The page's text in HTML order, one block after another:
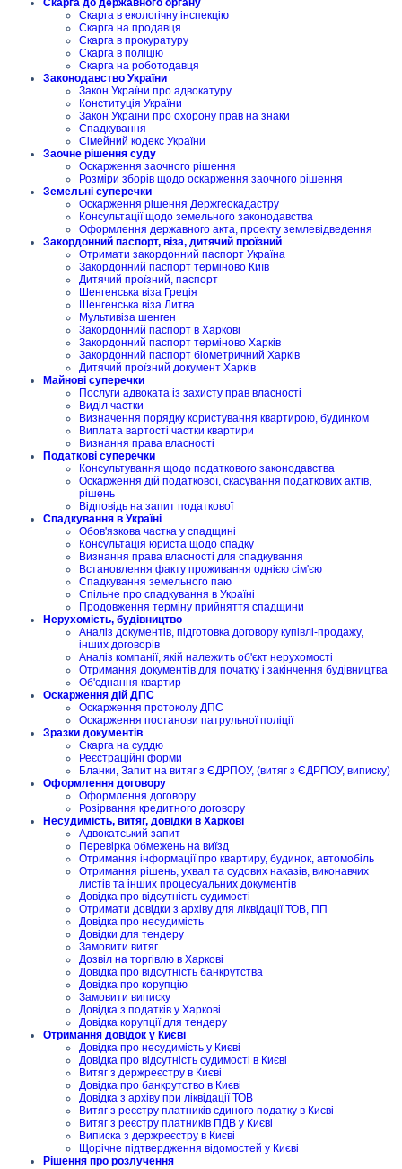
Скарга до державного органу
Скарга в екологічну інспекцію
Скарга на продавця
Скарга в прокуратуру
Скарга в поліцію
Скарга на роботодавця
Законодавство України
Закон України про адвокатуру
Конституція України
Закон України про охорону прав на знаки
Спадкування
Сімейний кодекс України
Заочне рішення суду
Оскарження заочного рішення
Розміри зборів щодо оскарження заочного рішення
Земельні суперечки
Оскарження рішення Держгеокадастру
Консультації щодо земельного законодавства
Оформлення державного акта, проекту землевідведення
Закордонний паспорт, віза, дитячий проїзний
Отримати закордонний паспорт Україна
Закордонний паспорт терміново Київ
Дитячий проїзний, паспорт
Шенгенська віза Греція
Шенгенська віза Литва
Мультивіза шенген
Закордонний паспорт в Харкові
Закордонний паспорт терміново Харків
Закордонний паспорт біометричний Харків
Дитячий проїзний документ Харків
Майнові суперечки
Послуги адвоката із захисту прав власності
Виділ частки
Визначення порядку користування квартирою, будинком
Виплата вартості частки квартири
Визнання права власності
Податкові суперечки
Консультування щодо податкового законодавства
Оскарження дій податкової, скасування податкових актів,
рішень
Відповідь на запит податкової
Спадкування в Україні
Обов'язкова частка у спадщині
Консультація юриста щодо спадку
Визнання права власності для спадкування
Встановлення факту проживання однією сім'єю
Спадкування земельного паю
Спільне про спадкування в Україні
Продовження терміну прийняття спадщини
Нерухомість, будівництво
Аналіз документів, підготовка договору купівлі-продажу,
інших договорів
Аналіз компанії, якій належить об'єкт нерухомості
Отримання документів для початку і закінчення будівництва
Об'єднання квартир
Оскарження дій ДПС
Оскарження протоколу ДПС
Оскарження постанови патрульної поліції
Зразки документів
Скарга на суддю
Реєстраційні форми
Бланки, Запит на витяг з ЄДРПОУ, (витяг з ЄДРПОУ, виписку)
Оформлення договору
Оформлення договору
Розірвання кредитного договору
Несудимість, витяг, довідки в Харкові
Адвокатський запит
Перевірка обмежень на виїзд
Отримання інформації про квартиру, будинок, автомобіль
Отримання рішень, ухвал та судових наказів, виконавчих
листів та інших процесуальних документів
Довідка про відсутність судимості
Отримати довідки з архіву для ліквідації ТОВ, ПП
Довідка про несудимість
Довідки для тендеру
Замовити витяг
Дозвіл на торгівлю в Харкові
Довідка про відсутність банкрутства
Довідка про корупцію
Замовити виписку
Довідка з податків у Харкові
Довідка корупції для тендеру
Отримання довідок у Києві
Довідка про несудимість у Києві
Довідка про відсутність судимості в Києві
Витяг з держреєстру в Києві
Довідка про банкрутство в Києві
Довідка з архіву при ліквідації ТОВ
Витяг з реєстру платників єдиного податку в Києві
Витяг з реєстру платників ПДВ у Києві
Виписка з держреєстру в Києві
Щорічне підтвердження відомостей у Києві
Рішення про розлучення